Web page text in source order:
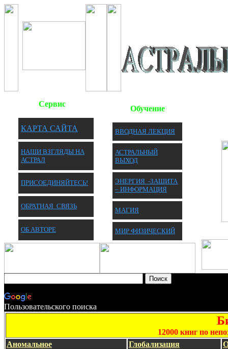
Сервис
КАРТА САЙТА
НАШИ ВЗГЛЯДЫ НА
АСТРАЛ
ПРИСОЕДИНЯЙТЕСЬ!
ОБРАТНАЯ СВЯЗЬ
ОБ АВТОРЕ
Обучение
ВВОДНАЯ ЛЕКЦИЯ
АСТРАЛЬНЫЙ
ВЫХОД
ЭНЕРГИЯ -ЗАЩИТА
– ИНФОРМАЦИЯ
МАГИЯ
МИР ФИЗИЧЕСКИЙ
Пользовательского поиска
12000 книг по
Аномальное
Глобализация